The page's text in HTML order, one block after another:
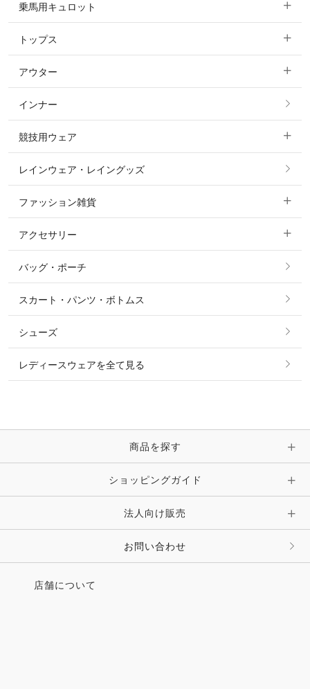
乗馬用キュロット
すべてのキュロット
フルグリップ・尻革 キュロット
ニーグリップ・膝革 キュロット
トップス
すべてのトップス
ポロシャツ
カットソー・Tシャツ・タンクトップ
ニット・セーター
シャツ・ブラウス・ワンピース
アウター
すべてのアウター
コート
ジャケット・ブルゾン
インナー
競技用ウェア
すべての競技用ウェア
ショージャケット
ショーシャツ
レインウェア・レイングッズ
ファッション雑貨
すべてのファッション雑貨
ソックス
ベルト
時計・財布・キーケース・革小物
キーホルダー・チャーム・ストラップ
その他 ファッション雑貨
アクセサリー
すべてのアクセサリー
リング
ピアス・イヤリング
ピン・ブローチ・コサージュ
その他 アクセサリー
バッグ・ポーチ
スカート・パンツ・ボトムス
シューズ
レディースウェアを全て見る
商品を探す
ショッピングガイド
法人向け販売
お問い合わせ
店舗について